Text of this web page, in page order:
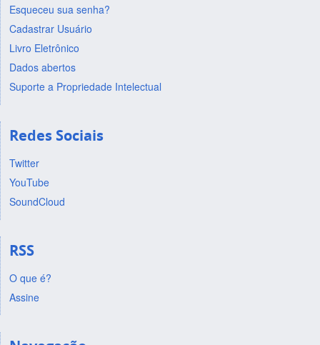
Esqueceu sua senha?
Cadastrar Usuário
Livro Eletrônico
Dados abertos
Suporte a Propriedade Intelectual
Redes Sociais
Twitter
YouTube
SoundCloud
RSS
O que é?
Assine